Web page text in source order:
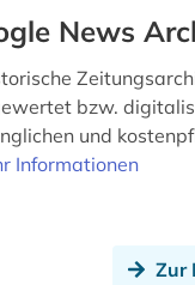
kolonialismus (2)
kolumbien (2)
News
bzw.
und
Informationen
Zur